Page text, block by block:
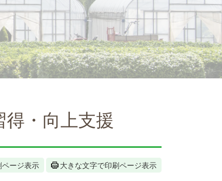
・向上支援
ページ表示 大きな文字で印刷ページ表示